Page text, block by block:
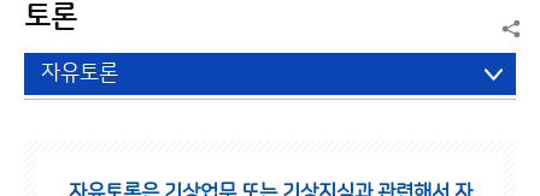
토론
자유토론